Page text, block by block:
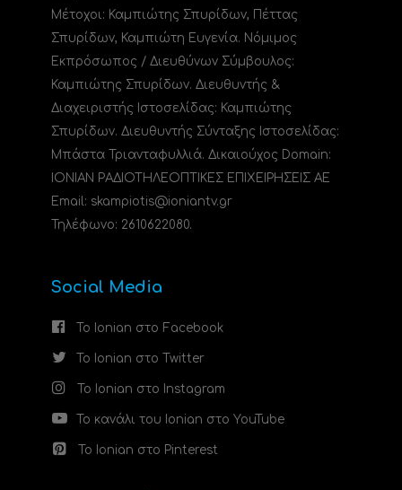
Μέτοχοι: Καμπιώτης Σπυρίδων, Πέττας
Σπυρίδων, Καμπιώτη Ευγενία. Νόμιμος
Εκπρόσωπος / Διευθύνων Σύμβουλος:
Καμπιώτης Σπυρίδων. Διευθυντής &
Διαχειριστής Ιστοσελίδας: Καμπιώτης
Σπυρίδων. Διευθυντής Σύνταξης Ιστοσελίδας:
Μπάστα Τριανταφυλλιά. Δικαιούχος Domain:
ΙΟΝΙΑΝ ΡΑΔΙΟΤΗΛΕΟΠΤΙΚΕΣ ΕΠΙΧΕΙΡΗΣΕΙΣ ΑΕ
Email: skampiotis@ioniantv.gr
Τηλέφωνο: 2610622080.
Social Media
Το Ionian στο Facebook
Το Ionian στο Twitter
Το Ionian στο Instagram
Το κανάλι του Ionian στο YouTube
Το Ionian στο Pinterest